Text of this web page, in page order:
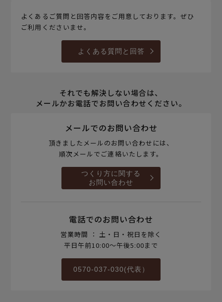
よくあるご質問と回答内容をご用意しております。ぜひ
ご利用くださいませ。
よくある質問と回答
それでも解決しない場合は、
メールかお電話でお問い合わせください。
メールでのお問い合わせ
頂きましたメールのお問い合わせには、
順次メールでご連絡いたします。
つくり方に関する
お問い合わせ
電話でのお問い合わせ
営業時間 ： 土・日・祝日を除く
平日午前10:00～午後5:00まで
0570-037-030(代表）